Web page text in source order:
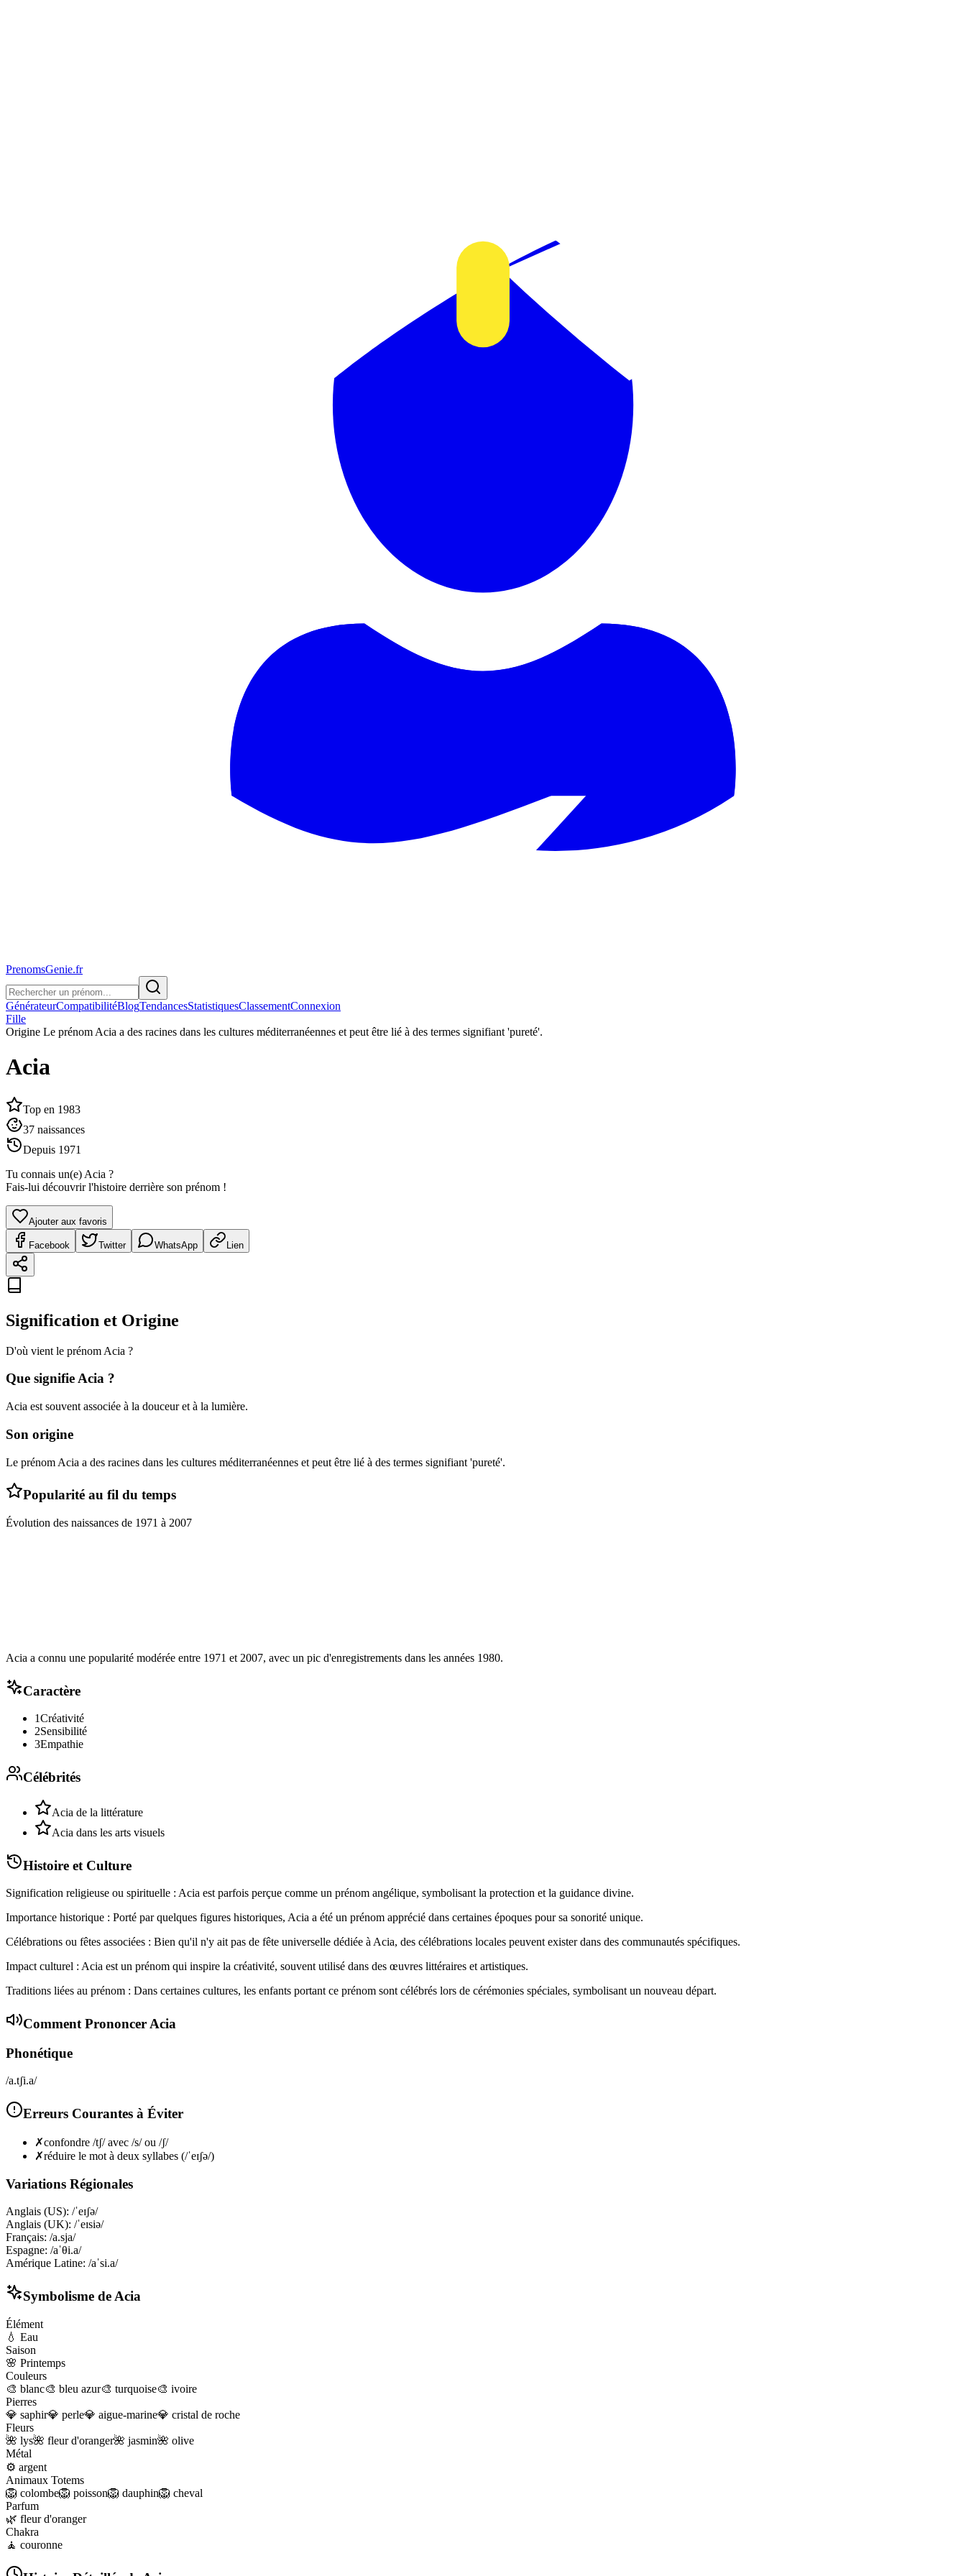
PrenomsGenie.fr
GénérateurCompatibilitéBlogTendancesStatistiquesClassementConnexion
Fille
Origine Le prénom Acia a des racines dans les cultures méditerranéennes et peut être lié à des termes signifiant 'pureté'.
Acia
Top en 1983
37 naissances
Depuis 1971
Tu connais un(e) Acia ?
Fais-lui découvrir l'histoire derrière son prénom !
Ajouter aux favoris
Facebook Twitter WhatsApp Lien
Signification et Origine
D'où vient le prénom Acia ?
Que signifieAcia ?
Acia est souvent associée à la douceur et à la lumière.
Son origine
Le prénom Acia a des racines dans les cultures méditerranéennes et peut être lié à des termes signifiant 'pureté'.
Popularité au fil du temps
Évolution des naissances de 1971 à 2007
Acia a connu une popularité modérée entre 1971 et 2007, avec un pic d'enregistrements dans les années 1980.
Caractère
1Créativité
2Sensibilité
3Empathie
Célébrités
Acia de la littérature
Acia dans les arts visuels
Histoire et Culture
Signification religieuse ou spirituelle : Acia est parfois perçue comme un prénom angélique, symbolisant la protection et la guidance divine.
Importance historique : Porté par quelques figures historiques, Acia a été un prénom apprécié dans certaines époques pour sa sonorité unique.
Célébrations ou fêtes associées : Bien qu'il n'y ait pas de fête universelle dédiée à Acia, des célébrations locales peuvent exister dans des communautés spécifiques.
Impact culturel : Acia est un prénom qui inspire la créativité, souvent utilisé dans des œuvres littéraires et artistiques.
Traditions liées au prénom : Dans certaines cultures, les enfants portant ce prénom sont célébrés lors de cérémonies spéciales, symbolisant un nouveau départ.
Comment Prononcer Acia
Phonétique
/a.tʃi.a/
Erreurs Courantes à Éviter
✗confondre /tʃ/ avec /s/ ou /ʃ/
✗réduire le mot à deux syllabes (/ˈeɪʃə/)
Variations Régionales
Anglais (US): /ˈeɪʃə/
Anglais (UK): /ˈeɪsiə/
Français: /a.sja/
Espagne: /aˈθi.a/
Amérique Latine: /aˈsi.a/
Symbolisme de Acia
Élément
💧 Eau
Saison
🌸 Printemps
Couleurs
🎨 blanc🎨 bleu azur🎨 turquoise🎨 ivoire
Pierres
💎 saphir💎 perle💎 aigue-marine💎 cristal de roche
Fleurs
🌺 lys🌺 fleur d'oranger🌺 jasmin🌺 olive
Métal
⚙️ argent
Animaux Totems
🦁 colombe🦁 poisson🦁 dauphin🦁 cheval
Parfum
🌿 fleur d'oranger
Chakra
🧘 couronne